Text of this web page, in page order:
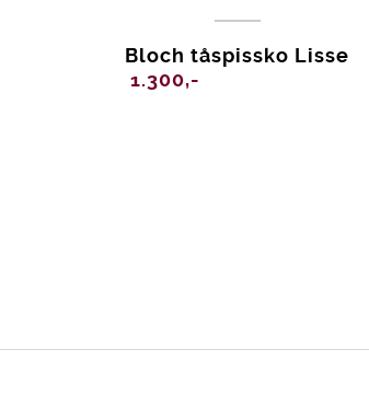
Bloch tåspissko Lisse
1.300,-